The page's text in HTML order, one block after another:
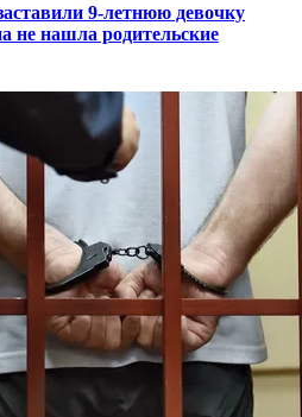
9-летнюю девочку
не нашла родительские